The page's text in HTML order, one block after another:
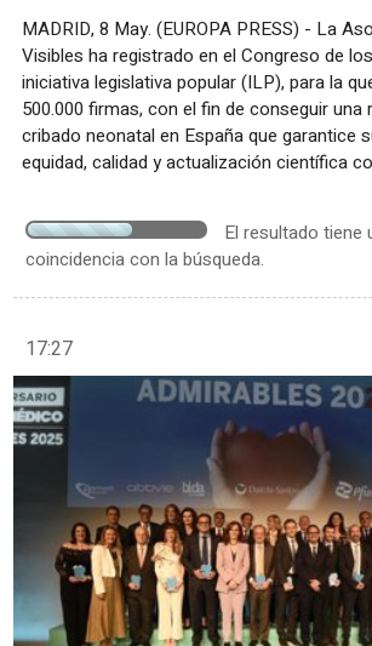
MADRID, 8 May. (EUROPA PRESS) - La
Visibles ha registrado en el Congreso de
iniciativa legislativa popular (ILP), para la
500.000 firmas, con el fin de conseguir una
cribado neonatal en España que garantice
equidad, calidad y actualización científica
El resultado tiene
coincidencia con la búsqueda.
17:27